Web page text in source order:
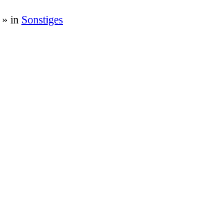
» in Sonstiges